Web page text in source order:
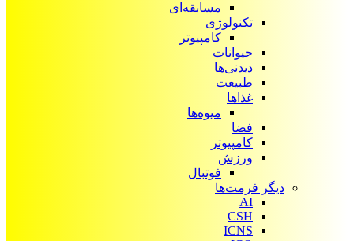
مسابقه‌ای
تکنولوژی
کامپیوتر
حیوانات
دیدنی‌ها
طبیعت
غذاها
میوه‌ها
فضا
کامپیوتر
ورزش
فوتبال
دیگر فرمت‌ها
AI
CSH
ICNS